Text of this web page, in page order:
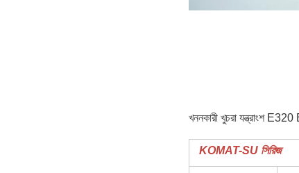
খননকারী খুচরা যন্ত্রাংশ
KOMAT-SU সিরিজ